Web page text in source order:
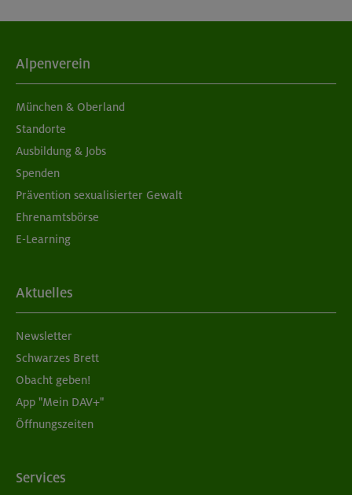
Alpenverein
München & Oberland
Standorte
Ausbildung & Jobs
Spenden
Prävention sexualisierter Gewalt
Ehrenamtsbörse
E-Learning
Aktuelles
Newsletter
Schwarzes Brett
Obacht geben!
App "Mein DAV+"
Öffnungszeiten
Services